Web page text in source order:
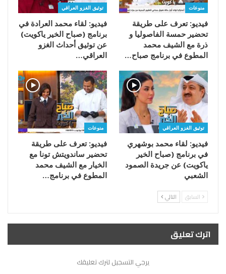
منوعات
فيديو: تعرف على طريقة
تحضير حمسة الفاصوليا و
ذرة مع الشيف محمد
المطوع في برنامج صباح…
توثيق الغزو العراقي
فيديو: لقاء محمد العرادة في
برنامج (صباح الخير ياكويت)
عن توثيق أحداث الغزو
العراقي…
توثيق الغزو العراقي
فيديو: لقاء محمد بوشهري
في برنامج (صباح الخير
ياكويت) عن جريدة الصمود
الشعبي
منوعات
فيديو: تعرف على طريقة
تحضير ساندويتش تونا مع
الخيار مع الشيف محمد
المطوع في برنامج…
السابق التالي
اترك تعليق
يرجي التسجيل لترك تعليقك